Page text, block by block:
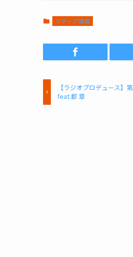
メディア情報
【ラジオプロデュース】
feat.都 章